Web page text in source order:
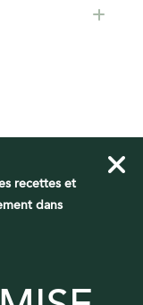
recettes et
dans